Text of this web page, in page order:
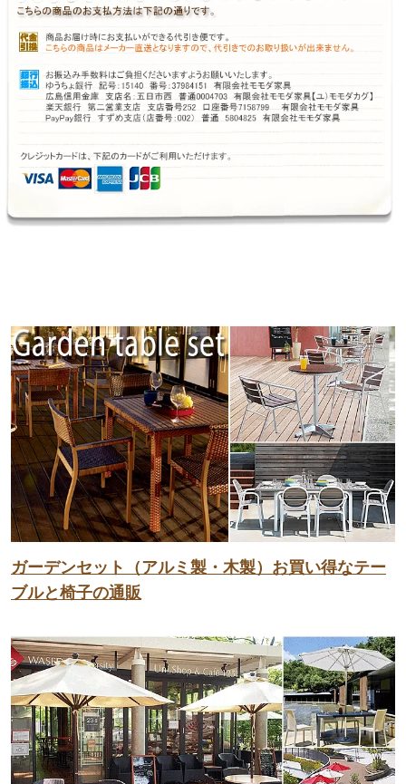
ガーデンセット（アルミ製・木製）お買い得なテー
ブルと椅子の通販